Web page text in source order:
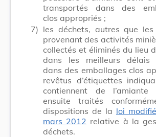
transportés dans des
clos appropriés ;
7) les déchets, autres que les
provenant des activités
collectés et éliminés du lieu
dans les meilleurs délais
dans des emballages clos
revêtus d’étiquettes
contiennent de
ensuite traités
dispositions de la loi
mars 2012 relative à la
déchets.